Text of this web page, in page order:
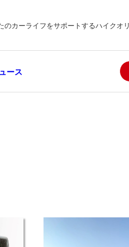
のカーライフをサポートするハイクオ
ース